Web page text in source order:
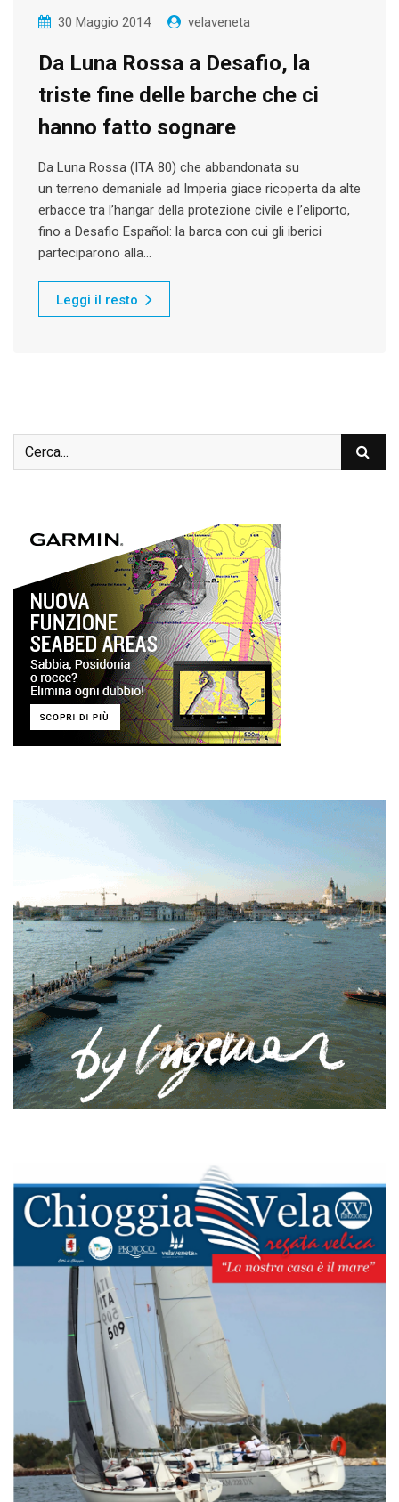
30 Maggio 2014 velaveneta
Da Luna Rossa a Desafio, la
triste fine delle barche che ci
hanno fatto sognare
Da Luna Rossa (ITA 80) che abbandonata su
un terreno demaniale ad Imperia giace ricoperta da alte
erbacce tra l’hangar della protezione civile e l’eliporto,
fino a Desafio Español: la barca con cui gli iberici
parteciparono alla…
Leggi il resto